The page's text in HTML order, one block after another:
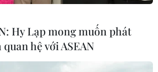
chỉ tại các chợ truyền thống mà
Việt đang chiếm áp đảo.
Hy Lạp mong muốn phát
hệ với ASEAN